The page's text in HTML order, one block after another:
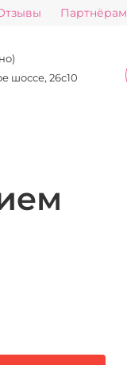
Партнёрам
шоссе, 26с10